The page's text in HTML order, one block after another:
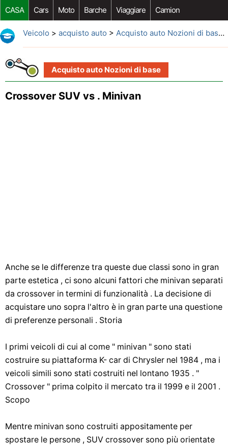
CASA Cars Moto Barche Viaggiare Camion
Riparazione Auto Acquisto Auto Car Opzioni Aftermarket
Veicolo > acquisto auto > Acquisto auto Nozioni di base
Acquisto auto Nozioni di base
Crossover SUV vs . Minivan
Anche se le differenze tra queste due classi sono in gran
parte estetica , ci sono alcuni fattori che minivan separati
da crossover in termini di funzionalità . La decisione di
acquistare uno sopra l'altro è in gran parte una questione
di preferenze personali . Storia
I primi veicoli di cui al come " minivan " sono stati
costruire su piattaforma K- car di Chrysler nel 1984 , ma i
veicoli simili sono stati costruiti nel lontano 1935 . "
Crossover " prima colpito il mercato tra il 1999 e il 2001 .
Scopo
Mentre minivan sono costruiti appositamente per
spostare le persone , SUV crossover sono più orientate